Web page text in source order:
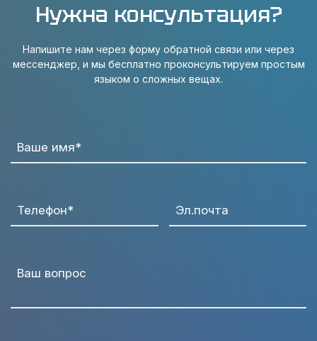
Нужна консультация?
Напишите нам через форму обратной связи или через
мессенджер, и мы бесплатно проконсультируем простым
языком о сложных вещах.
Ваше имя*
Телефон* Эл.почта
Ваш вопрос